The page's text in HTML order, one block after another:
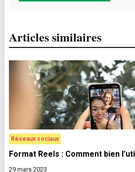
Articles similaires
Réseaux sociaux
Format Reels : Comment bien
29 mars 2023